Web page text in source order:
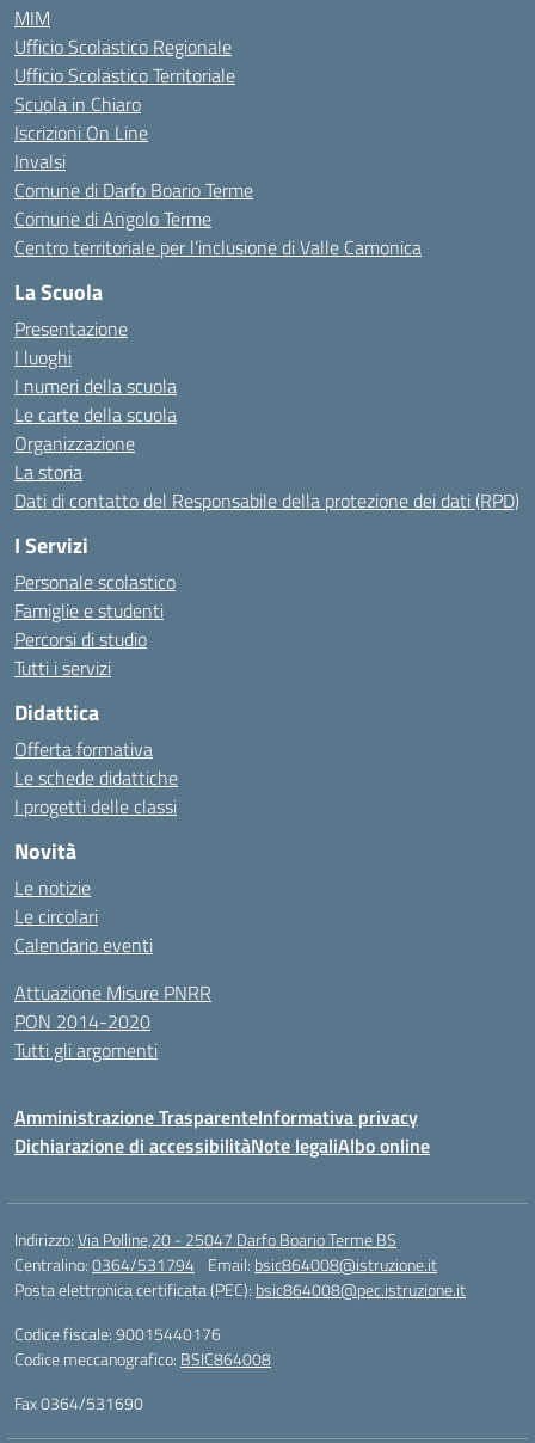
MIM
Ufficio Scolastico Regionale
Ufficio Scolastico Territoriale
Scuola in Chiaro
Iscrizioni On Line
Invalsi
Comune di Darfo Boario Terme
Comune di Angolo Terme
Centro territoriale per l’inclusione di Valle Camonica
La Scuola
Presentazione
I luoghi
I numeri della scuola
Le carte della scuola
Organizzazione
La storia
Dati di contatto del Responsabile della protezione dei dati (RPD)
I Servizi
Personale scolastico
Famiglie e studenti
Percorsi di studio
Tutti i servizi
Didattica
Offerta formativa
Le schede didattiche
I progetti delle classi
Novità
Le notizie
Le circolari
Calendario eventi
Attuazione Misure PNRR
PON 2014-2020
Tutti gli argomenti
Amministrazione TrasparenteInformativa privacy
Dichiarazione di accessibilitàNote legaliAlbo online
Indirizzo:Via Polline,20 - 25047 Darfo Boario Terme BS
Centralino:0364/531794 Email: bsic864008@istruzione.it
Posta elettronica certificata (PEC): bsic864008@pec.istruzione.it
Codice fiscale: 90015440176
Codice meccanografico: BSIC864008
Fax 0364/531690